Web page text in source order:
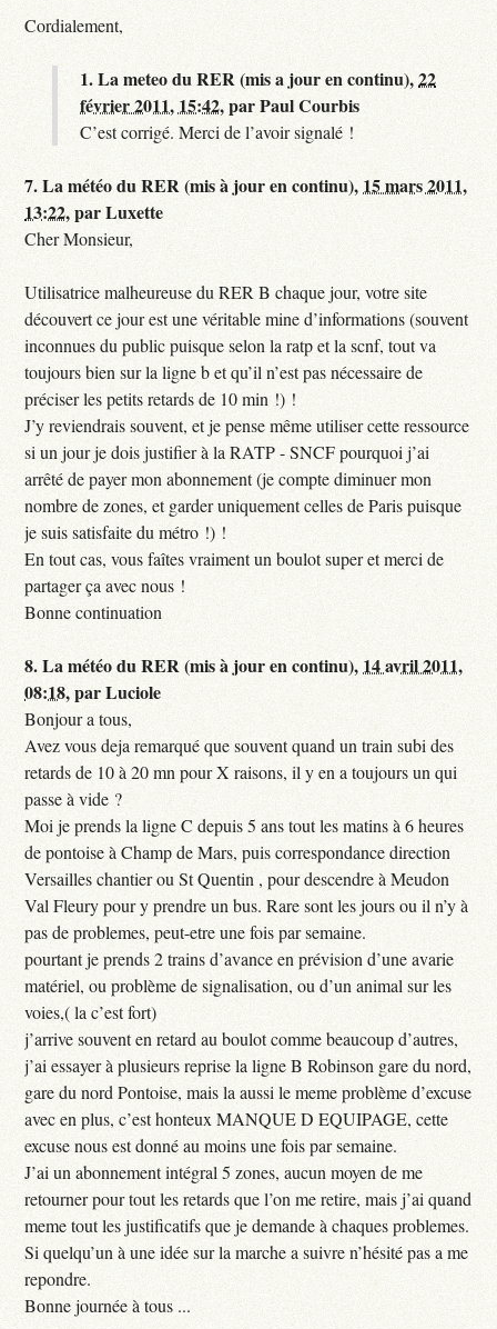
Cordialement,
1.La meteo du RER (mis a jour en continu),22
février 2011, 15:42,parPaul Courbis
C’est corrigé. Merci de l’avoir signalé !
7.La météo du RER (mis à jour en continu), 15 mars 2011,
13:22,parLuxette
Cher Monsieur,
Utilisatrice malheureuse du RER B chaque jour, votre site
découvert ce jour est une véritable mine d’informations (souvent
inconnues du public puisque selon la ratp et la scnf, tout va
toujours bien sur la ligne b et qu’il n’est pas nécessaire de
préciser les petits retards de 10 min !) !
J’y reviendrais souvent, et je pense même utiliser cette ressource
si un jour je dois justifier à la RATP - SNCF pourquoi j’ai
arrêté de payer mon abonnement (je compte diminuer mon
nombre de zones, et garder uniquement celles de Paris puisque
je suis satisfaite du métro !) !
En tout cas, vous faîtes vraiment un boulot super et merci de
partager ça avec nous !
Bonne continuation
8.La météo du RER (mis à jour en continu), 14 avril 2011,
08:18,parLuciole
Bonjour a tous,
Avez vous deja remarqué que souvent quand un train subi des
retards de 10 à 20 mn pour X raisons, il y en a toujours un qui
passe à vide ?
Moi je prends la ligne C depuis 5 ans tout les matins à 6 heures
de pontoise à Champ de Mars, puis correspondance direction
Versailles chantier ou St Quentin , pour descendre à Meudon
Val Fleury pour y prendre un bus. Rare sont les jours ou il n’y à
pas de problemes, peut-etre une fois par semaine.
pourtant je prends 2 trains d’avance en prévision d’une avarie
matériel, ou problème de signalisation, ou d’un animal sur les
voies,( la c’est fort)
j’arrive souvent en retard au boulot comme beaucoup d’autres,
j’ai essayer à plusieurs reprise la ligne B Robinson gare du nord,
gare du nord Pontoise, mais la aussi le meme problème d’excuse
avec en plus, c’est honteux MANQUE D EQUIPAGE, cette
excuse nous est donné au moins une fois par semaine.
J’ai un abonnement intégral 5 zones, aucun moyen de me
retourner pour tout les retards que l’on me retire, mais j’ai quand
meme tout les justificatifs que je demande à chaques problemes.
Si quelqu’un à une idée sur la marche a suivre n’hésité pas a me
repondre.
Bonne journée à tous ...